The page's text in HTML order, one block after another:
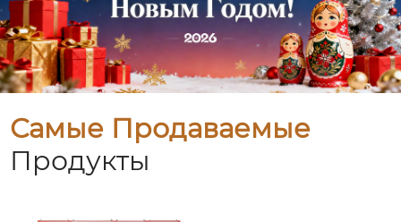
Самые Продаваемые
Продукты